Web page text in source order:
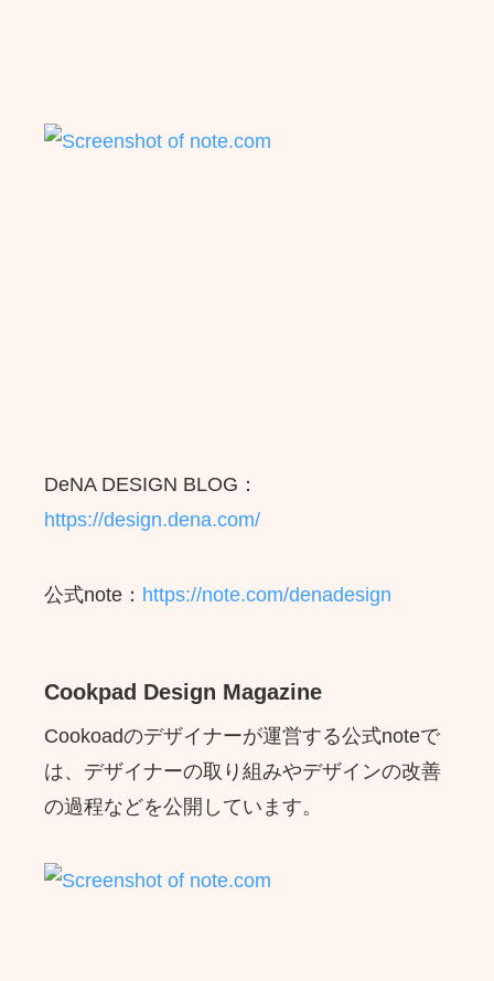
DeNA DESIGN BLOG：
https://design.dena.com/
公式note： https://note.com/denadesign
Cookpad Design Magazine
Cookoadのデザイナーが運営する公式noteで
は、デザイナーの取り組みやデザインの改善
の過程などを公開しています。